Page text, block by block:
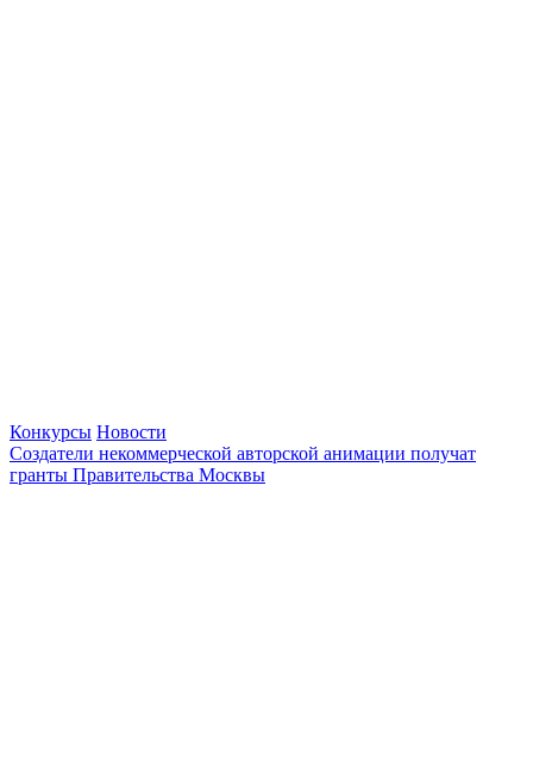
Конкурсы Новости
Создатели некоммерческой авторской анимации получат
гранты Правительства Москвы